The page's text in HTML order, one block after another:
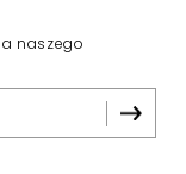
naszego